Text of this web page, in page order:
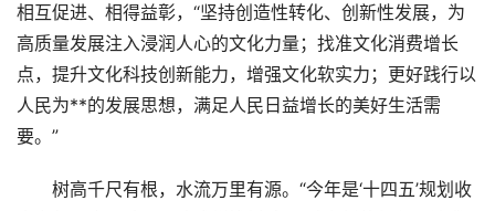
相互促进、相得益彰，“坚持创造性转化、创新性发展，为
高质量发展注入浸润人心的文化力量；找准文化消费增长
点，提升文化科技创新能力，增强文化软实力；更好践行以
人民为**的发展思想，满足人民日益增长的美好生活需
要。”
树高千尺有根，水流万里有源。“今年是‘十四五’规划收